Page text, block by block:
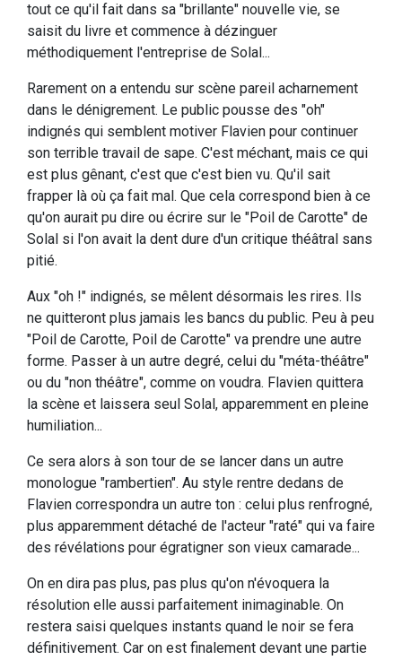
tout ce qu'il fait dans sa "brillante" nouvelle vie, se
saisit du livre et commence à dézinguer
méthodiquement l'entreprise de Solal...
Rarement on a entendu sur scène pareil acharnement
dans le dénigrement. Le public pousse des "oh"
indignés qui semblent motiver Flavien pour continuer
son terrible travail de sape. C'est méchant, mais ce qui
est plus gênant, c'est que c'est bien vu. Qu'il sait
frapper là où ça fait mal. Que cela correspond bien à ce
qu'on aurait pu dire ou écrire sur le "Poil de Carotte" de
Solal si l'on avait la dent dure d'un critique théâtral sans
pitié.
Aux "oh !" indignés, se mêlent désormais les rires. Ils
ne quitteront plus jamais les bancs du public. Peu à peu
"Poil de Carotte, Poil de Carotte" va prendre une autre
forme. Passer à un autre degré, celui du "méta-théâtre"
ou du "non théâtre", comme on voudra. Flavien quittera
la scène et laissera seul Solal, apparemment en pleine
humiliation...
Ce sera alors à son tour de se lancer dans un autre
monologue "rambertien". Au style rentre dedans de
Flavien correspondra un autre ton : celui plus renfrogné,
plus apparemment détaché de l'acteur "raté" qui va faire
des révélations pour égratigner son vieux camarade...
On en dira pas plus, pas plus qu'on n'évoquera la
résolution elle aussi parfaitement inimaginable. On
restera saisi quelques instants quand le noir se fera
définitivement. Car on est finalement devant une partie